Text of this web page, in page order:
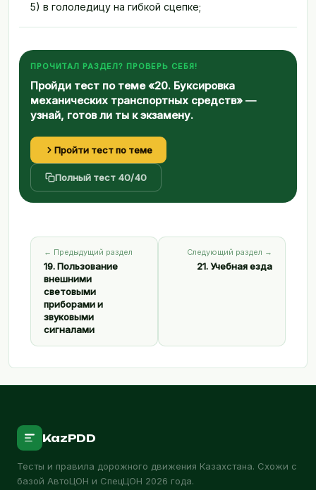
5) в гололедицу на гибкой сцепке;
ПРОЧИТАЛ РАЗДЕЛ? ПРОВЕРЬ СЕБЯ!
Пройди тест по теме «20. Буксировка
механических транспортных средств» —
узнай, готов ли ты к экзамену.
Пройти тест по теме
Полный тест 40/40
← Предыдущий раздел
19. Пользование
внешними
световыми
приборами и
звуковыми
сигналами
Следующий раздел →
21. Учебная езда
KazPDD
Тесты и правила дорожного движения Казахстана. Схожи с
базой АвтоЦОН и СпецЦОН 2026 года.